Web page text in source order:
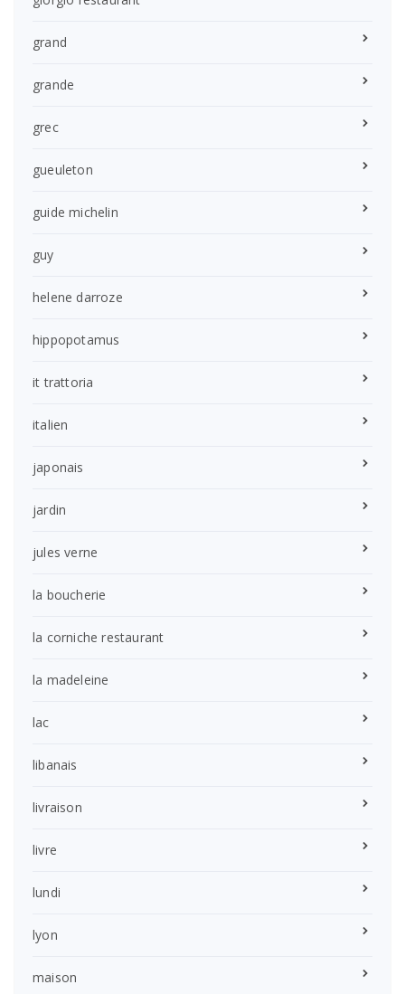
grand
grande
grec
gueuleton
guide michelin
guy
helene darroze
hippopotamus
it trattoria
italien
japonais
jardin
jules verne
la boucherie
la corniche restaurant
la madeleine
lac
libanais
livraison
livre
lundi
lyon
maison